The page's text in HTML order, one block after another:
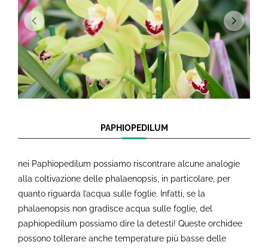
PAPHIOPEDILUM
nei Paphiopedilum possiamo riscontrare alcune analogie
alla coltivazione delle phalaenopsis, in particolare, per
quanto riguarda l’acqua sulle foglie. Infatti, se la
phalaenopsis non gradisce acqua sulle foglie, del
paphiopedilum possiamo dire la detesti! Queste orchidee
possono tollerare anche temperature più basse delle